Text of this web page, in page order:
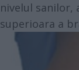
nivelul sanilor,
superioara a